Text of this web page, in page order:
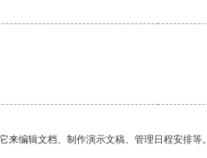
编辑文档、制作演示文稿、管理日程安排等。